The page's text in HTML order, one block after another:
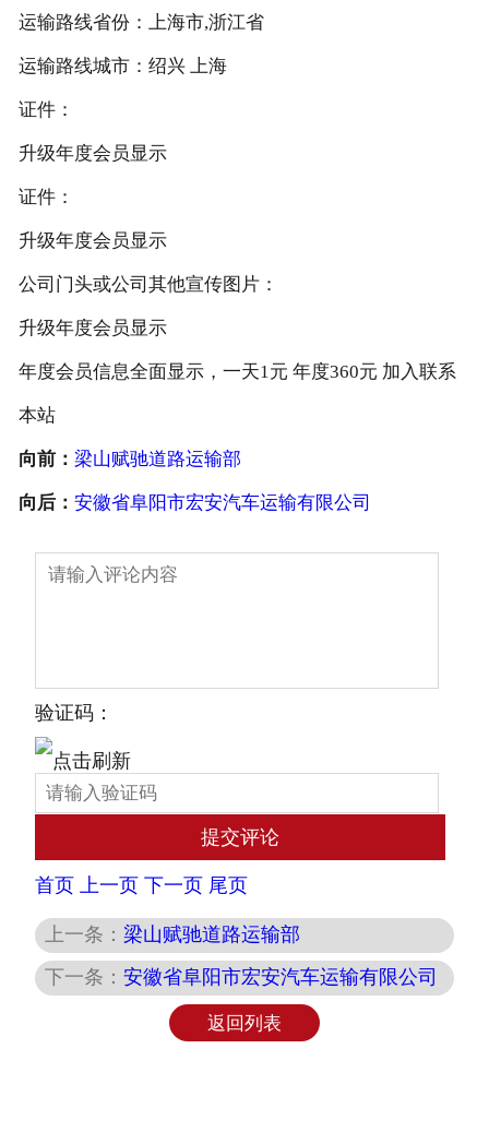
运输路线省份：上海市,浙江省
运输路线城市：绍兴 上海
证件：
升级年度会员显示
证件：
升级年度会员显示
公司门头或公司其他宣传图片：
升级年度会员显示
年度会员信息全面显示，一天1元 年度360元 加入联系
本站
向前： 梁山赋驰道路运输部
向后： 安徽省阜阳市宏安汽车运输有限公司
验证码：
首页 上一页 下一页 尾页
上一条： 梁山赋驰道路运输部
下一条： 安徽省阜阳市宏安汽车运输有限公司
返回列表